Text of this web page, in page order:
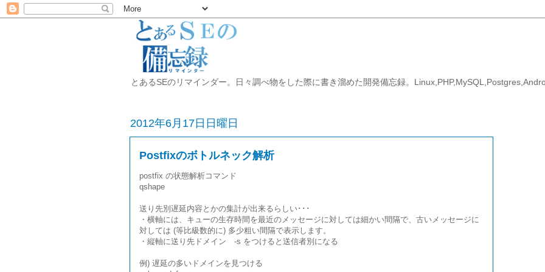
とあるSEのリマインダー。日々調べ物をした際に書き溜めた開発備忘録。
2012年6月17日日曜日
Postfixのボトルネック解析
postfix の状態解析コマンド
qshape
送り先別遅延内容とかの集計が出来るらしい･･･
・横軸には、キューの生存時間を最近のメッセージに対しては細かい間隔で、古いメッセージに
対しては (等比級数的に) 多少粗い間隔で表示します。
・縦軸に送り先ドメイン -s をつけると送信者別になる
例) 遅延の多いドメインを見つける